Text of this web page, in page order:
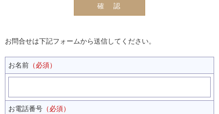
お問合せは下記フォームから送信してください。
お名前 （必須）
お電話番号 （必須）